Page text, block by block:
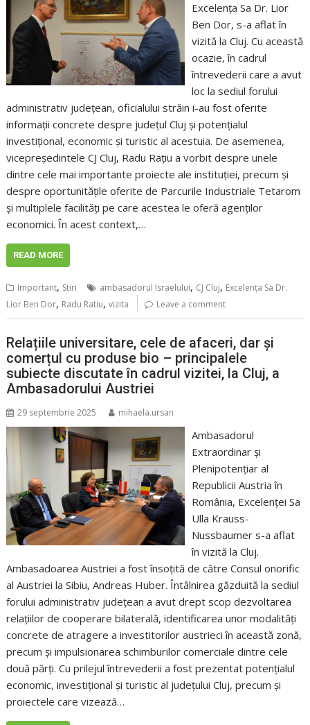
Excelența Sa Dr. Lior
Ben Dor, s-a aflat în
vizită la Cluj. Cu această
ocazie, în cadrul
întrevederii care a avut
loc la sediul forului
administrativ județean, oficialului străin i-au fost oferite
informații concrete despre județul Cluj și potențialul
investițional, economic și turistic al acestuia. De asemenea,
vicepreședintele CJ Cluj, Radu Rațiu a vorbit despre unele
dintre cele mai importante proiecte ale instituției, precum și
despre oportunitățile oferite de Parcurile Industriale Tetarom
și multiplele facilităţi pe care acestea le oferă agenților
economici. În acest context,…
READ MORE
Important, Stiri ambasadorul Israelului, CJ Cluj, Excelența Sa Dr.
Lior Ben Dor, Radu Ratiu,vizita Leave a comment
Relațiile universitare, cele de afaceri, dar și
comerțul cu produse bio – principalele
subiecte discutate în cadrul vizitei, la Cluj, a
Ambasadorului Austriei
29 septembrie 2025 mihaela.ursan
Ambasadorul
Extraordinar şi
Plenipotenţiar al
Republicii Austria în
România, Excelenței Sa
Ulla Krauss-
Nussbaumer s-a aflat
în vizită la Cluj.
Ambasadoarea Austriei a fost însoțită de către Consul onorific
al Austriei la Sibiu, Andreas Huber. Întâlnirea găzduită la sediul
forului administrativ județean a avut drept scop dezvoltarea
relaţiilor de cooperare bilaterală, identificarea unor modalități
concrete de atragere a investitorilor austrieci în această zonă,
precum și impulsionarea schimburilor comerciale dintre cele
două părţi. Cu prilejul întrevederii a fost prezentat potenţialul
economic, investiţional și turistic al judeţului Cluj, precum și
proiectele care vizează…